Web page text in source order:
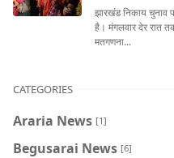
झारखंड निकाय चुनाव
है। मंगलवार देर रात
मतगणना...
CATEGORIES
Araria News [1]
Begusarai News [6]